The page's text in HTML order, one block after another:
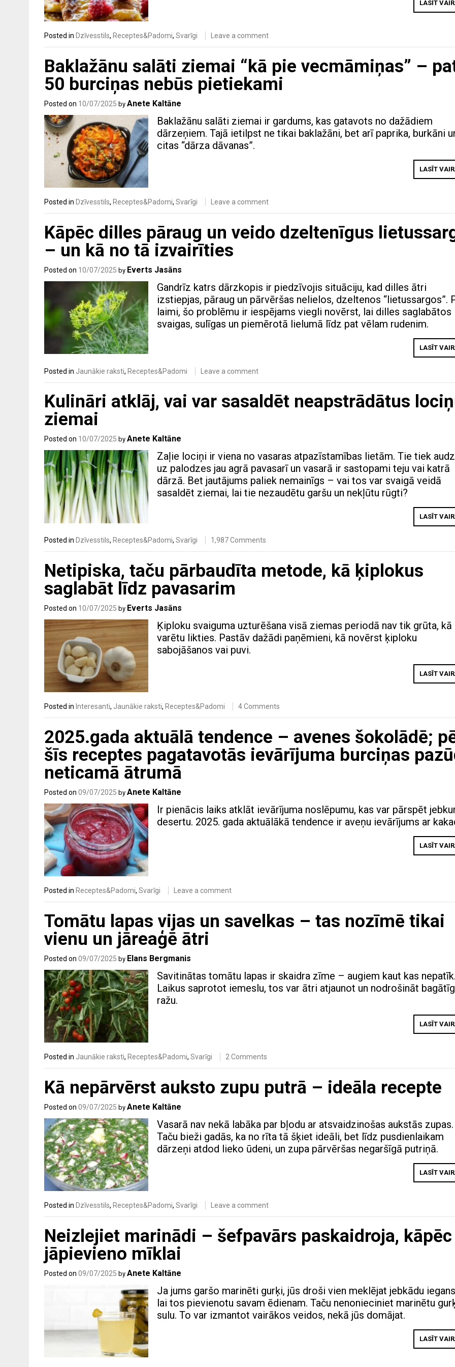
LASĪT
Posted in Dzīvesstils, Receptes&Padomi, Svarīgi Leave a comment
Baklažānu salāti ziemai “kā pie vecmāmiņas” –
50 burciņas nebūs pietiekami
Posted on 10/07/2025 by Anete Kaltāne
Baklažānu salāti ziemai ir gardums, kas gatavots no dažādiem
dārzeņiem. Tajā ietilpst ne tikai baklažāni, bet arī paprika, burkāni
citas “dārza dāvanas”.
LASĪT
Posted in Dzīvesstils, Receptes&Padomi, Svarīgi Leave a comment
Kāpēc dilles pāraug un veido dzeltenīgus
– un kā no tā izvairīties
Posted on 10/07/2025 by Everts Jasāns
Gandrīz katrs dārzkopis ir piedzīvojis situāciju, kad dilles ātri
izstiepjas, pāraug un pārvēršas nelielos, dzeltenos “lietussargos”.
laimi, šo problēmu ir iespējams viegli novērst, lai dilles saglabātos
svaigas, sulīgas un piemērotā lielumā līdz pat vēlam rudenim.
LASĪT
Posted in Jaunākie raksti, Receptes&Padomi Leave a comment
Kulināri atklāj, vai var sasaldēt neapstrādātus
ziemai
Posted on 10/07/2025 by Anete Kaltāne
Zaļie lociņi ir viena no vasaras atpazīstamības lietām. Tie tiek
uz palodzes jau agrā pavasarī un vasarā ir sastopami teju vai katrā
dārzā. Bet jautājums paliek nemainīgs – vai tos var svaigā veidā
sasaldēt ziemai, lai tie nezaudētu garšu un nekļūtu rūgti?
LASĪT
Posted in Dzīvesstils, Receptes&Padomi, Svarīgi 1,987 Comments
Netipiska, taču pārbaudīta metode, kā ķiplokus
saglabāt līdz pavasarim
Posted on 10/07/2025 by Everts Jasāns
Ķiploku svaiguma uzturēšana visā ziemas periodā nav tik grūta, kā
varētu likties. Pastāv dažādi paņēmieni, kā novērst ķiploku
sabojāšanos vai puvi.
LASĪT
Posted in Interesanti, Jaunākie raksti, Receptes&Padomi 4 Comments
2025.gada aktuālā tendence – avenes šokolādē;
šīs receptes pagatavotās ievārījuma burciņas
neticamā ātrumā
Posted on 09/07/2025 by Anete Kaltāne
Ir pienācis laiks atklāt ievārījuma noslēpumu, kas var pārspēt
desertu. 2025. gada aktuālākā tendence ir aveņu ievārījums ar
LASĪT
Posted in Receptes&Padomi, Svarīgi Leave a comment
Tomātu lapas vijas un savelkas – tas nozīmē tikai
vienu un jāreaģē ātri
Posted on 09/07/2025 by Elans Bergmanis
Savitinātas tomātu lapas ir skaidra zīme – augiem kaut kas nepatīk.
Laikus saprotot iemeslu, tos var ātri atjaunot un nodrošināt
ražu.
LASĪT
Posted in Jaunākie raksti, Receptes&Padomi, Svarīgi 2 Comments
Kā nepārvērst auksto zupu putrā – ideāla recepte
Posted on 09/07/2025 by Anete Kaltāne
Vasarā nav nekā labāka par bļodu ar atsvaidzinošas aukstās zupas.
Taču bieži gadās, ka no rīta tā šķiet ideāli, bet līdz pusdienlaikam
dārzeņi atdod lieko ūdeni, un zupa pārvēršas negaršīgā putriņā.
LASĪT
Posted in Dzīvesstils, Receptes&Padomi, Svarīgi Leave a comment
Neizlejiet marinādi – šefpavārs paskaidroja,
jāpievieno mīklai
Posted on 09/07/2025 by Anete Kaltāne
Ja jums garšo marinēti gurķi, jūs droši vien meklējat jebkādu
lai tos pievienotu savam ēdienam. Taču nenonieciniet marinētu
sulu. To var izmantot vairākos veidos, nekā jūs domājat.
LASĪT